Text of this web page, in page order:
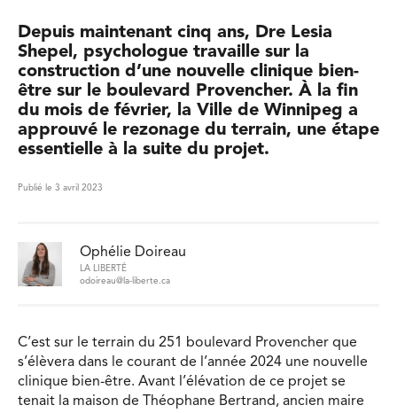
Depuis maintenant cinq ans, Dre Lesia
Shepel, psychologue travaille sur la
construction d’une nouvelle clinique bien-
être sur le boulevard Provencher. À la fin
du mois de février, la Ville de Winnipeg a
approuvé le rezonage du terrain, une étape
essentielle à la suite du projet.
Publié le 3 avril 2023
Ophélie Doireau
LA LIBERTÉ
odoireau@la-liberte.ca
C’est sur le terrain du 251 boulevard Provencher que
s’élèvera dans le courant de l’année 2024 une nouvelle
clinique bien-être. Avant l’élévation de ce projet se
tenait la maison de Théophane Bertrand, ancien maire